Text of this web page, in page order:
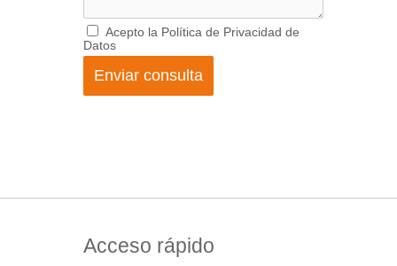
Acepto la Política de Privacidad de
Datos
Acceso rápido